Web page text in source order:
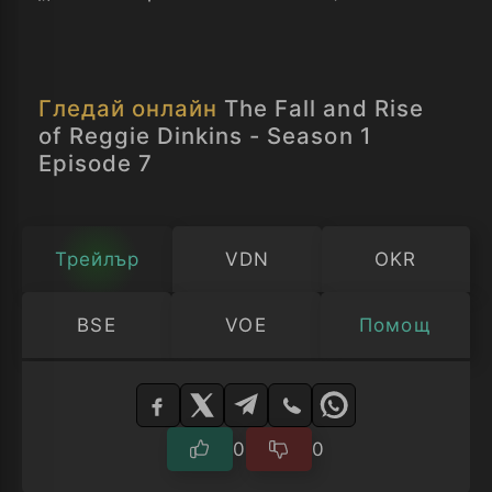
Гледай онлайн The Fall and Rise
of Reggie Dinkins - Season 1
Episode 7
Трейлър VDN OKR
BSE VOE Помощ
Изберете
0 0